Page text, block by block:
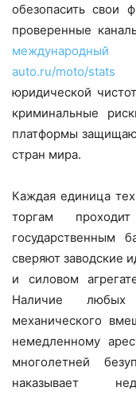
обезопасить свои
проверенные
международный
auto.ru/moto/stats
юридической
криминальные
платформы
стран мира.
Каждая единица
торгам
государственным
сверяют заводские
и силовом
Наличие
механического
немедленному
многолетней
наказывает